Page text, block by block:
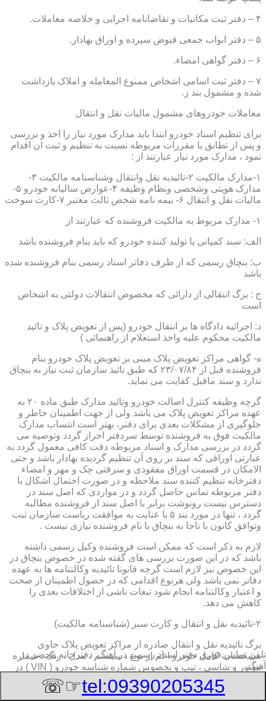
۴ – دفتر ثبت مکاتبات و تقاضانامه اجرایی و خلاصه معاملات.
۵ – دفتر ابواب جمعی قبوض سپرده و اوراق بهادار.
۶ – دفتر گواهی امضاء.
۷ – دفتر ثبت اسامی اشخاص ممنوع المعامله و املاک بازداشت
شده و مشمول بند ز.
معاملات خودروهای مشمول مالیات نقل و انتقال
برای تنظیم اسناد خودرو ابتدا باید مدارک مورد نیاز را اخذ و بررسی
و پس از تطابق با مقررات مربوطه نسبت به تنظیم و ثبت ان اقدام
نمود ، مدارک مورد نیاز عبارتند از :
۱-مدارک مالکیت ۲-تائیدیه نقل وانتقال وشناسنامه مالکیت ۳-
مدارک هویتی وشخصی ونظام وظیفه ۴-عوارض سالیانه خودرو ۵-
مالیات نقل و انتقال ۶- بیمه نامه شخص ثالث معتبر ۷-کارت سوخت
۱- مدارک مربوط به مالکیت فروشنده که عبارتند از
الف: سند کمپانی یا تولید کننده خودرو که باید بنام فروشنده باشد
ب: بنچاق رسمی که از طرف دفاتر اسناد رسمی بنام فروشنده شده
باشد
ج : برگ انتقالی از دارائی که مخصوص انتقالات دولتی به اشخاص
است
د: اجرائیه دادگاه ها بر انتقال خودرو (پس از تعویض پلاک و تائید
مالکیت محکوم علیه واخذ استعلام از راهنمائی )
ه- گواهی مراکز تعویض پلاک مبنی بر تعویض پلاک خودرو بنام
فروشنده قبل از ۲۳/۰۷/۸۴ که طبق تائید سازمان ثبت نیاز به بنچاق
ندارد و سند ماقبل کفایت می نماید.
گرچه وظیفه کنترل اصالت خودرو وتائید مدارک طبق ماده ۲۰ به
عهده مراکز تعویض پلاک می باشد ولی از جهت اطمینان خاطر و
جلوگیری از مشکلات بعدی برای دفتر، بهتر است انتساب مدارک
مالکیت فوق به فروشنده توسط سردفتر احراز گردد وتوصیه می
گردد در بررسی مدارک و اسناد مربوطه دقت کافی معمول گردد به
عبارتی اوراقی که سند بر روی آن تنظیم گردیده بهادار باشد و حتی
الامکان در قسمت اوراق مفقودی و سرقتی چک و مهر و امضاء
دفترخانه تنظیم کننده سند ملاحظه و در صورت احتمال اشکال با
دفتر مربوطه تماس حاصل گردد و در مواردی که اصل سند در
دسترس نیست رونوشت برابر با اصل سند از فروشنده مطالبه
گردد ، تنها در مورد بند ۵ با عنایت به موافقت ریاست سازمان ثبت
وتوافق کانون با ناجا به بنچاق با نام فروشنده نیازی نیست .
لازم به ذکر است که ممکن است فروشنده وکیل رسمی داشته
باشد که در این صورت بررسی های گفته شده در خصوص بنچاق در
این خصوص نیز لازم است گرچه قانونا تائیدیه وکالتنامه ها به عهده
دفاتر نمی باشد ولی هرنوع اقدامی که در حصول اطمینان از صحت
و اعتبار وکالتنامه انجام شود تبعات ناشی از اختلافات بعدی را
کاهش می دهد.
۲-تائیدیه نقل و انتقال و کارت سبز (شناسنامه مالکیت)
برگ تائیدیه نقل و انتقال صادره از مراکز تعویض پلاک حاوی
مشخصات کامل خودرو اعم از نوع ، سیستم ، مدل ، رنگ ، شماره
موتور و شاسی ، تیپ و بخصوس شماره شناسه خودرو ( VIN ) در
صدر صفحه و مشخصات فروشنده و خریدار اعم از مشخصات
سجلی و شماره ملی و کدپستی و آدرس و شماره انتظامی
تلفن تماس فوری دفتر اسناد رسمی در آهنگ, دفترخانه,محضر در
آهنگ
tel:09390205345
☞☏